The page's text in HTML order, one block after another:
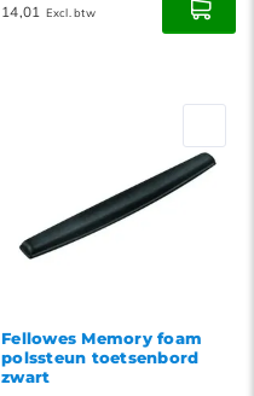
14,01 Excl. btw
Fellowes Memory foam
polssteun toetsenbord
zwart